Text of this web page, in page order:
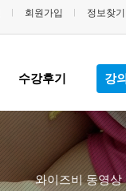
회원가입 정보찾기
수강후기 강
와이즈비 동영상